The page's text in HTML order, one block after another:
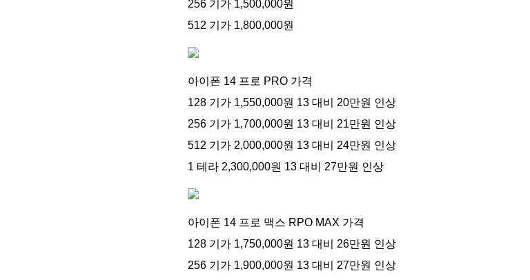
256 기가 1,500,000원
512 기가 1,800,000원
아이폰 14 프로 PRO 가격
128 기가 1,550,000원 13 대비 20만원 인상
256 기가 1,700,000원 13 대비 21만원 인상
512 기가 2,000,000원 13 대비 24만원 인상
1 테라 2,300,000원 13 대비 27만원 인상
아이폰 14 프로 맥스 RPO MAX 가격
128 기가 1,750,000원 13 대비 26만원 인상
256 기가 1,900,000원 13 대비 27만원 인상